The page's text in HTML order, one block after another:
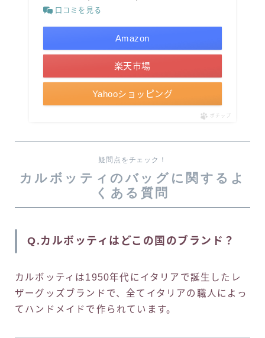
口コミを見る
Amazon
楽天市場
Yahooショッピング
ポチップ
疑問点をチェック！
カルボッティのバッグに関するよ
くある質問
Q.カルボッティはどこの国のブランド？
カルボッティは1950年代にイタリアで誕生したレ
ザーグッズブランドで、全てイタリアの職人によっ
てハンドメイドで作られています。